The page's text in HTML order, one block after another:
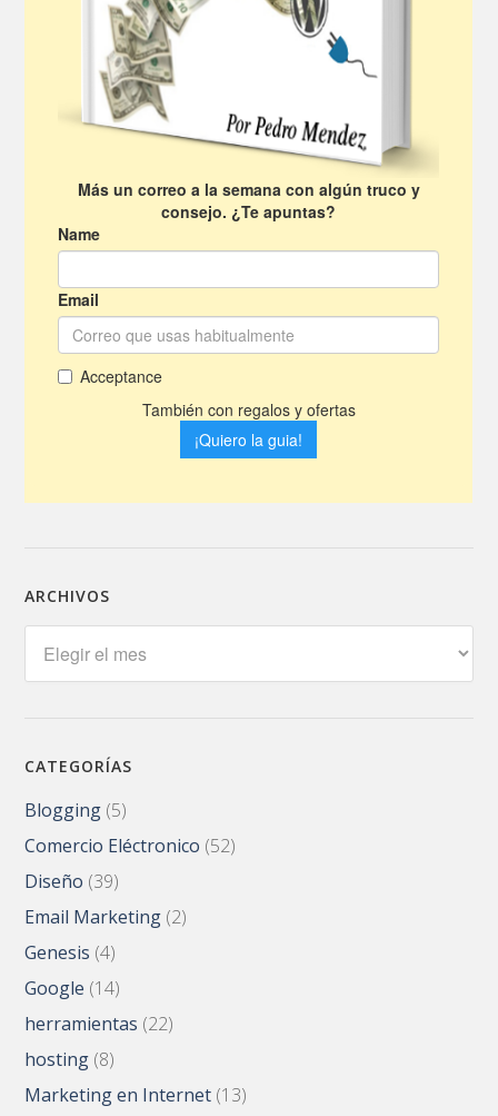
ARCHIVOS
CATEGORÍAS
Blogging (5)
Comercio Eléctronico (52)
Diseño (39)
Email Marketing (2)
Genesis (4)
Google (14)
herramientas (22)
hosting (8)
Marketing en Internet (13)